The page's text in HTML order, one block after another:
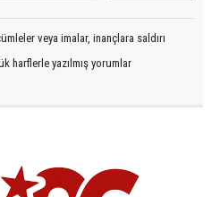
veya imalar, inançlara saldırı
harflerle yazılmış yorumlar